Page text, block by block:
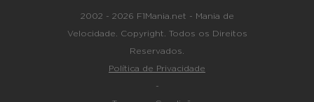
2002 - 2026 F1Mania.net - Mania de
Velocidade. Copyright. Todos os Direitos
Reservados.
Política de Privacidade
-